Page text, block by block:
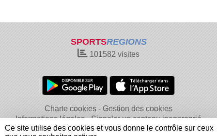
SPORTSREGIONS
101582 visites
Charte cookies
Gestion des cookies
Informations légales
Signaler un contenu inapproprié
Ce site utilise des cookies et vous donne le contrôle sur ceux